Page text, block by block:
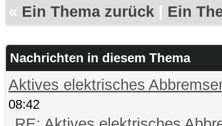
« Ein Thema zurück Ein
Nachrichten in diesem Thema
Aktives elektrisches
08:42